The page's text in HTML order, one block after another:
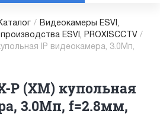
/
Видеокамеры ESVI,
ESVI, PROXISCCTV /
IP видеокамера, 3.0Мп,
P (XM) купольная
3.0Мп, f=2.8мм,